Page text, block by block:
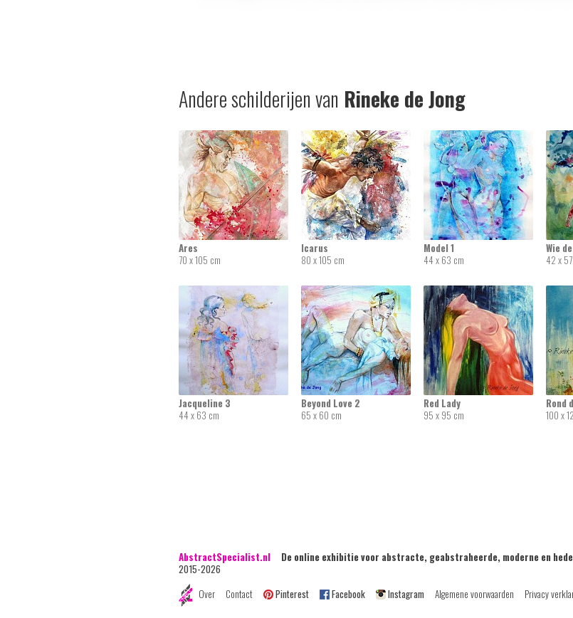
Andere schilderijen van Rineke de Jong
Ares
70 x 105 cm
Icarus
80 x 105 cm
Model 1
44 x 63 cm
Wie
42 x
Jacqueline 3
44 x 63 cm
Beyond Love 2
65 x 60 cm
Red Lady
95 x 95 cm
Rond
100 x
AbstractSpecialist.nl De online exhibitie voor abstracte, geabstraheerde, moderne en
2015-2026
Over
Contact Pinterest Facebook Instagram Algemene voorwaarden Privacy